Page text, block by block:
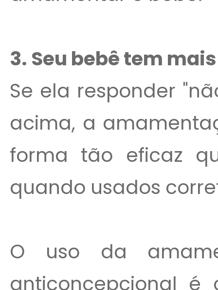
3. Seu bebê tem
Se ela responder
acima, a
forma tão eficaz
quando usados
O uso da
anticoncepcional